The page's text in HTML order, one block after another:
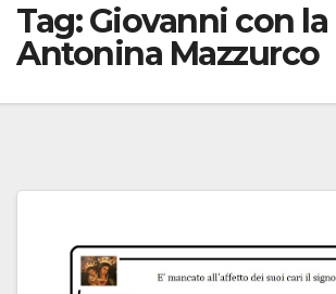
Tag:Giovanni con
Antonina Mazzurco